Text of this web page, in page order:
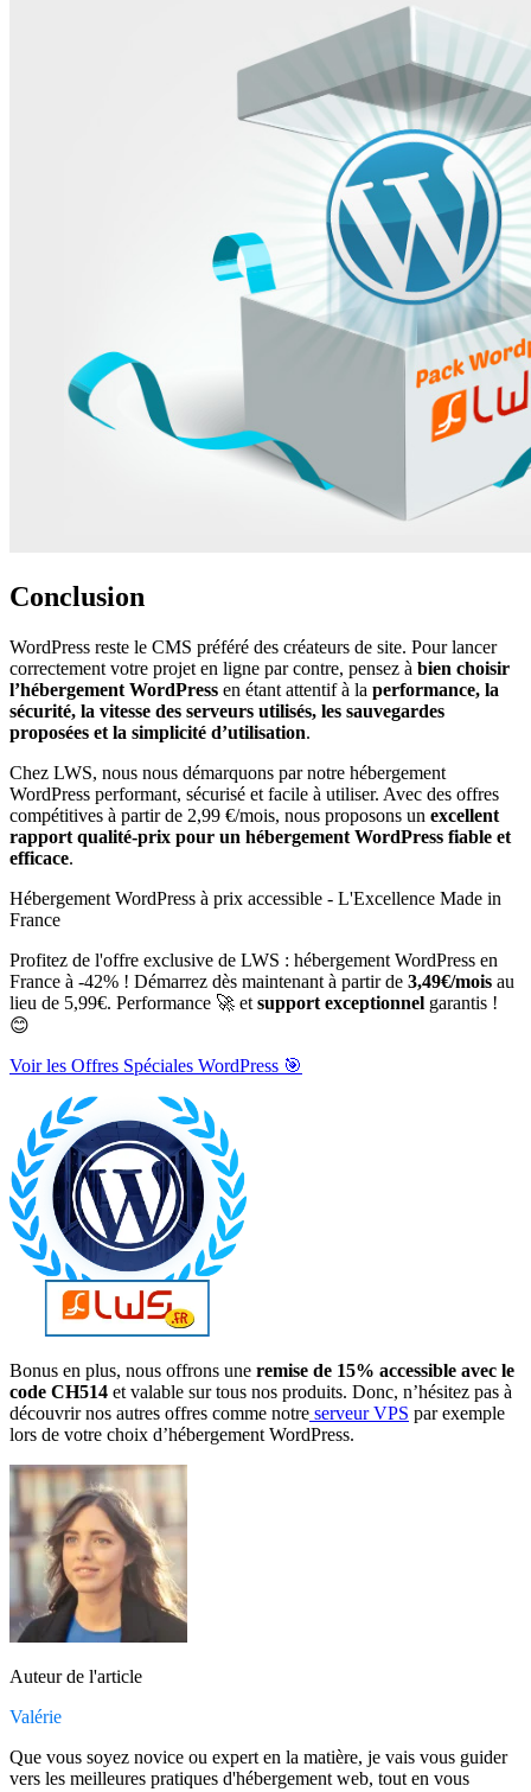
Conclusion
WordPress reste le CMS préféré des créateurs de site. Pour lancer
correctement votre projet en ligne par contre, pensez à bien choisir
l’hébergement WordPress en étant attentif à la performance, la
sécurité, la vitesse des serveurs utilisés, les sauvegardes
proposées et la simplicité d’utilisation.
Chez LWS, nous nous démarquons par notre hébergement
WordPress performant, sécurisé et facile à utiliser. Avec des offres
compétitives à partir de 2,99 €/mois, nous proposons un excellent
rapport qualité-prix pour un hébergement WordPress fiable et
efficace.
Hébergement WordPress à prix accessible - L'Excellence Made in
France
Profitez de l'offre exclusive de LWS : hébergement WordPress en
France à -42% ! Démarrez dès maintenant à partir de 3,49€/mois au
lieu de 5,99€. Performance 🚀 et support exceptionnel garantis !
😊
Voir les Offres Spéciales WordPress 🎯
Bonus en plus, nous offrons une remise de 15% accessible avec le
code CH514 et valable sur tous nos produits. Donc, n’hésitez pas à
découvrir nos autres offres comme notre serveur VPS par exemple
lors de votre choix d’hébergement WordPress.
Auteur de l'article
Valérie
Que vous soyez novice ou expert en la matière, je vais vous guider
vers les meilleures pratiques d'hébergement web, tout en vous